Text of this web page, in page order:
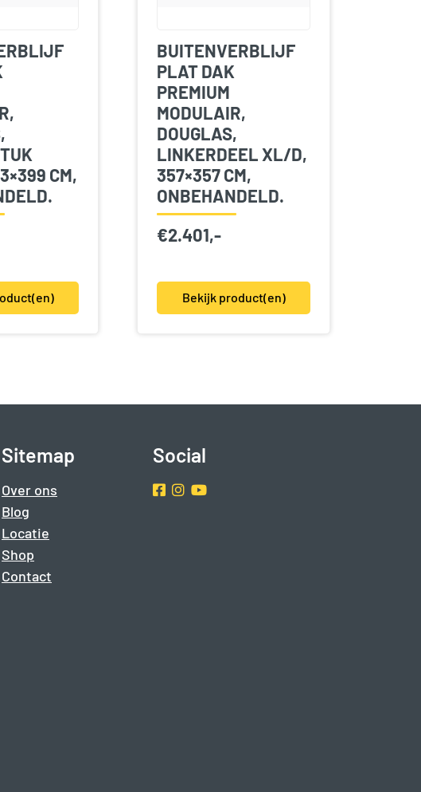
CM,
BUITENVERBLIJF
PLAT DAK
PREMIUM
MODULAIR,
DOUGLAS,
LINKERDEEL XL/D,
357×357 CM,
ONBEHANDELD.
€2.401,-
Bekijk product(en)
Sitemap
Over ons
Blog
Locatie
Shop
Contact
Social
Facebook
Instragram
Youtube